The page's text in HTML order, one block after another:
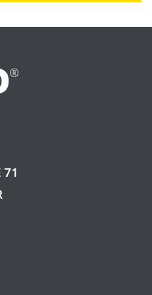
71